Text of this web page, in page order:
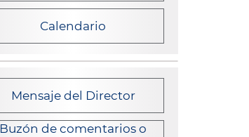
Calendario
Mensaje del Director
Buzón de comentarios o